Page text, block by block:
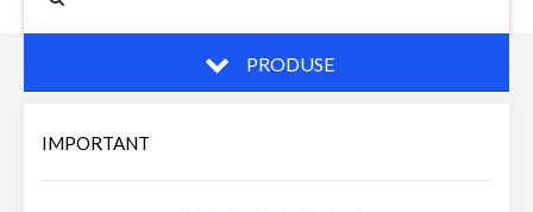
Contact
PRODUSE
IMPORTANT